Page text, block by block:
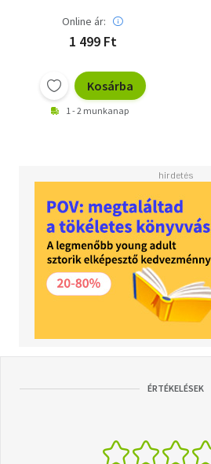
Online ár:
1 499 Ft
Kosárba
1 - 2 munkanap
ÉRTÉKELÉSEK